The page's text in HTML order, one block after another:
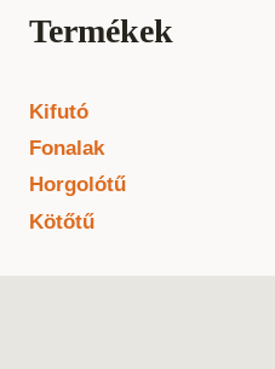
Termékek
Kifutó
Fonalak
Horgolótű
Kötőtű